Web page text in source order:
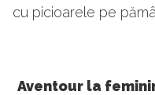
cu picioarele pe
Aventour la